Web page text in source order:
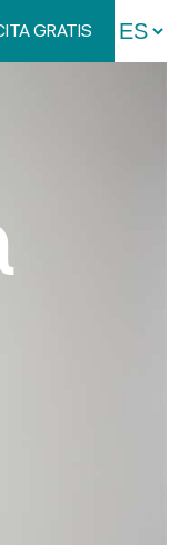
GRATIS